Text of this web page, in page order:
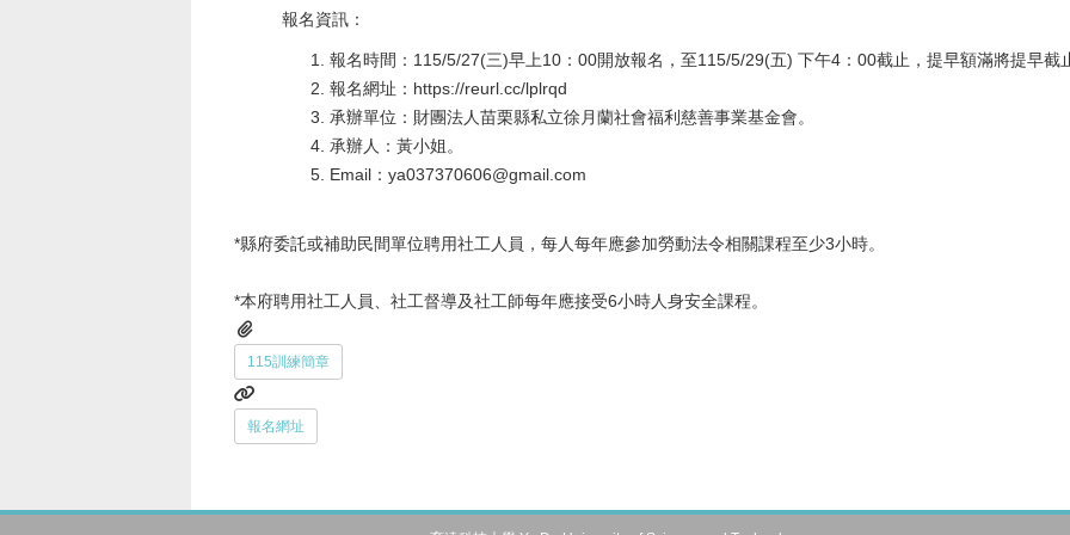
報名資訊：
報名時間：115/5/27(三)早上10：00開放報名，至115/5/29(五) 下午4：00截止，提早額滿將提早截
報名網址：https://reurl.cc/lplrqd
承辦單位：財團法人苗栗縣私立徐月蘭社會福利慈善事業基金會。
承辦人：黃小姐。
Email：ya037370606@gmail.com
*縣府委託或補助民間單位聘用社工人員，每人每年應參加勞動法令相關課程至少3小時。
*本府聘用社工人員、社工督導及社工師每年應接受6小時人身安全課程。
115訓練簡章
報名網址